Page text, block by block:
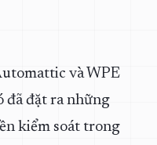
và WPE
đã đặt ra những
kiểm soát trong